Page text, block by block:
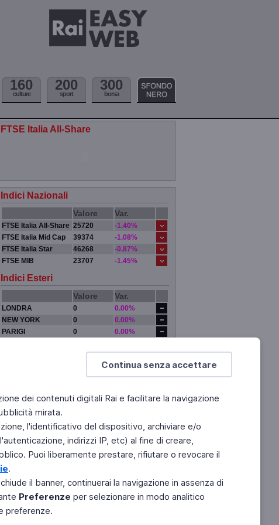
Continua senza accettare
dei contenuti digitali Rai e facilitare la navigazione
mirata.
l'identificativo del dispositivo, archiviare e/o
indirizzi IP, etc) al fine di creare,
Puoi liberamente prestare, rifiutare o revocare il
.
chiude il banner, continuerai la navigazione in assenza di
Preferenze per selezionare in modo analitico
preferenze.
160
culture
200
sport
300
borsa
FTSE Italia All-Share
Indici Nazionali
Valore Var.
FTSE Italia All-Share 25720
-1.40%
FTSE Italia Mid Cap
39374
-1.08%
FTSE Italia Star
46268
-0.87%
FTSE MIB
23707 -1.45%
Indici Esteri
Valore Var.
LONDRA 0
0.00%
NEW YORK
0
0.00%
PARIGI
0
0.00%